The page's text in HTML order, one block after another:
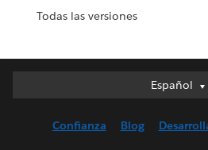
Todas las versiones
Español
Español
English
Confianza Blog